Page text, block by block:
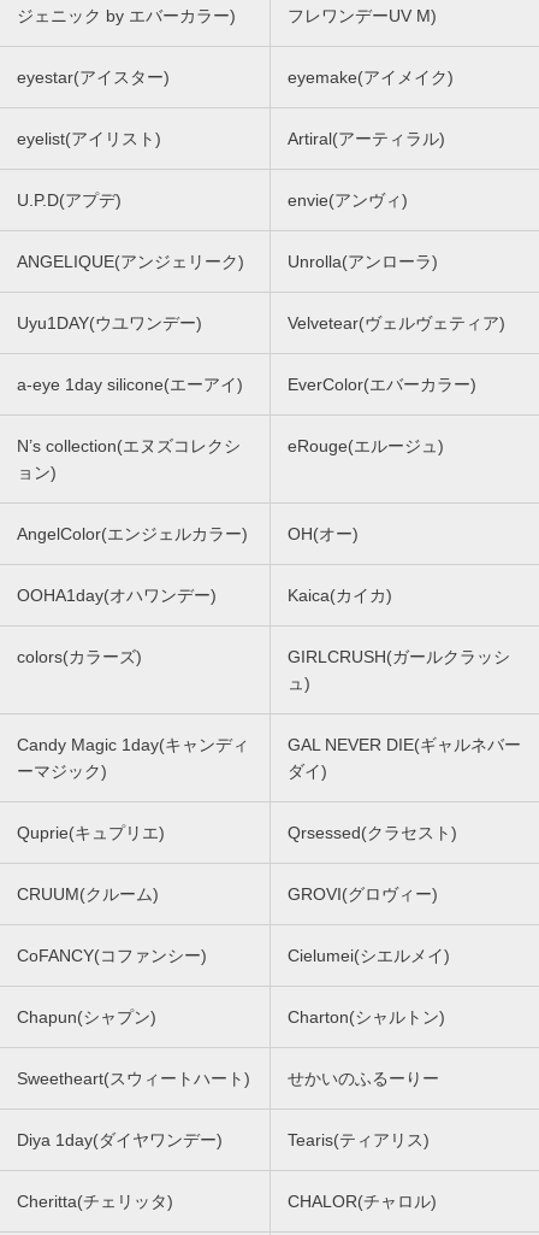
ジェニック by エバーカラー) フレワンデーUV M)
eyestar(アイスター) eyemake(アイメイク)
eyelist(アイリスト) Artiral(アーティラル)
U.P.D(アプデ) envie(アンヴィ)
ANGELIQUE(アンジェリーク) Unrolla(アンローラ)
Uyu1DAY(ウユワンデー) Velvetear(ヴェルヴェティア)
a-eye 1day silicone(エーアイ) EverColor(エバーカラー)
N’s collection(エヌズコレクシ
ョン)
eRouge(エルージュ)
AngelColor(エンジェルカラー) OH(オー)
OOHA1day(オハワンデー) Kaica(カイカ)
colors(カラーズ)
GIRLCRUSH(ガールクラッシ
ュ)
Candy Magic 1day(キャンディ
ーマジック)
GAL NEVER DIE(ギャルネバー
ダイ)
Quprie(キュプリエ) Qrsessed(クラセスト)
CRUUM(クルーム) GROVI(グロヴィー)
CoFANCY(コファンシー) Cielumei(シエルメイ)
Chapun(シャプン) Charton(シャルトン)
Sweetheart(スウィートハート) せかいのふるーりー
Diya 1day(ダイヤワンデー) Tearis(ティアリス)
Cheritta(チェリッタ) CHALOR(チャロル)